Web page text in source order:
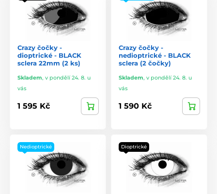
Crazy čočky -
dioptrické - BLACK
sclera 22mm (2 ks)
Skladem, v pondělí 24. 8. u
vás
1 595 Kč
Crazy čočky -
nedioptrické - BLACK
sclera (2 čočky)
Skladem, v pondělí 24. 8. u
vás
1 590 Kč
Nedioptrické Dioptrické